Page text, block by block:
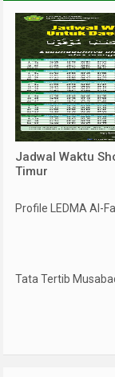
Jadwal Waktu
Timur
Profile LEDMA Al-
Tata Tertib